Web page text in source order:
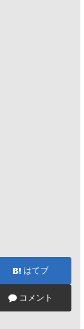
はてブ
コメント